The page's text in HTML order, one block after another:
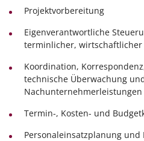
Projektvorbereitung
Eigenverantwortliche
terminlicher,
Koordination,
technische Überwachung
Nachunternehmerleistungen
Termin-, Kosten- und
Personaleinsatzplanung